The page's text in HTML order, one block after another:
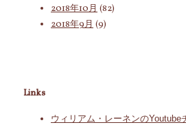
2018年10月 (82)
2018年9月 (9)
Links
ウィリアム・レーネンのYoutube